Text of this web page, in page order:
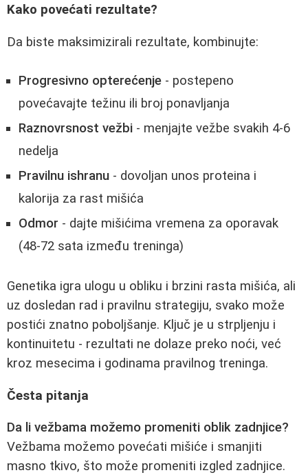
Kako povećati rezultate?
Da biste maksimizirali rezultate, kombinujte:
Progresivno opterećenje - postepeno
povećavajte težinu ili broj ponavljanja
Raznovrsnost vežbi - menjajte vežbe svakih 4-6
nedelja
Pravilnu ishranu - dovoljan unos proteina i
kalorija za rast mišića
Odmor - dajte mišićima vremena za oporavak
(48-72 sata između treninga)
Genetika igra ulogu u obliku i brzini rasta mišića, ali
uz dosledan rad i pravilnu strategiju, svako može
postići znatno poboljšanje. Ključ je u strpljenju i
kontinuitetu - rezultati ne dolaze preko noći, već
kroz mesecima i godinama pravilnog treninga.
Česta pitanja
Da li vežbama možemo promeniti oblik zadnjice?
Vežbama možemo povećati mišiće i smanjiti
masno tkivo, što može promeniti izgled zadnjice.